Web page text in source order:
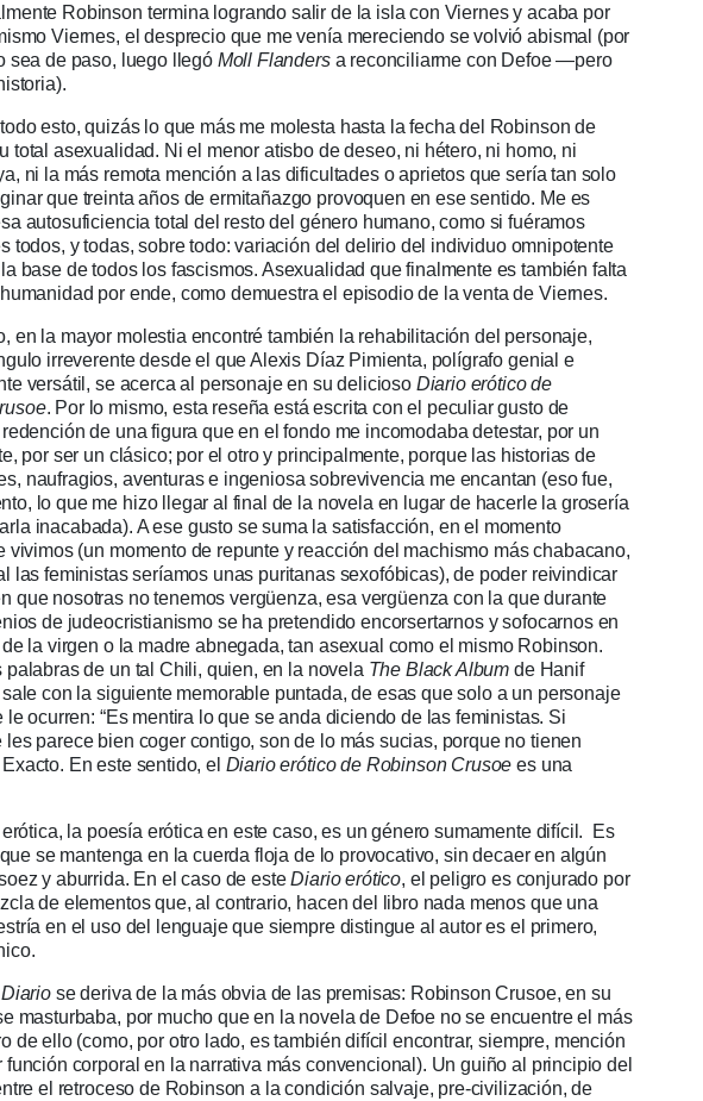
Robinson termina logrando salir de la isla con Viernes y acaba por
Viernes, el desprecio que me venía mereciendo se volvió abismal (por
sea de paso, luego llegó Moll Flanders a reconciliarme con Defoe —pero
esto, quizás lo que más me molesta hasta la fecha del Robinson de
total asexualidad. Ni el menor atisbo de deseo, ni hétero, ni homo, ni
ni la más remota mención a las dificultades o aprietos que sería tan solo
que treinta años de ermitañazgo provoquen en ese sentido. Me es
autosuficiencia total del resto del género humano, como si fuéramos
todos, y todas, sobre todo: variación del delirio del individuo omnipotente
base de todos los fascismos. Asexualidad que finalmente es también falta
por ende, como demuestra el episodio de la venta de Viernes.
en la mayor molestia encontré también la rehabilitación del personaje,
irreverente desde el que Alexis Díaz Pimienta, polígrafo genial e
versátil, se acerca al personaje en su delicioso Diario erótico de
. Por lo mismo, esta reseña está escrita con el peculiar gusto de
de una figura que en el fondo me incomodaba detestar, por un
por ser un clásico; por el otro y principalmente, porque las historias de
naufragios, aventuras e ingeniosa sobrevivencia me encantan (eso fue,
lo que me hizo llegar al final de la novela en lugar de hacerle la grosería
inacabada). A ese gusto se suma la satisfacción, en el momento
vivimos (un momento de repunte y reacción del machismo más chabacano,
las feministas seríamos unas puritanas sexofóbicas), de poder reivindicar
que nosotras no tenemos vergüenza, esa vergüenza con la que durante
de judeocristianismo se ha pretendido encorsertarnos y sofocarnos en
la virgen o la madre abnegada, tan asexual como el mismo Robinson.
palabras de un tal Chili, quien, en la novela The Black Album de Hanif
con la siguiente memorable puntada, de esas que solo a un personaje
le ocurren: “Es mentira lo que se anda diciendo de las feministas. Si
les parece bien coger contigo, son de lo más sucias, porque no tienen
En este sentido, el Diario erótico de Robinson Crusoees una
la poesía erótica en este caso, es un género sumamente difícil. Es
se mantenga en la cuerda floja de lo provocativo, sin decaer en algún
y aburrida. En el caso de esteDiario erótico, el peligro es conjurado por
de elementos que, al contrario, hacen del libro nada menos que una
en el uso del lenguaje que siempre distingue al autor es el primero,
Diariose deriva de la más obvia de las premisas: Robinson Crusoe, en su
masturbaba, por mucho que en la novela de Defoe no se encuentre el más
de ello (como, por otro lado, es también difícil encontrar, siempre, mención
función corporal en la narrativa más convencional). Un guiño al principio del
el retroceso de Robinson a la condición salvaje, pre-civilización, de